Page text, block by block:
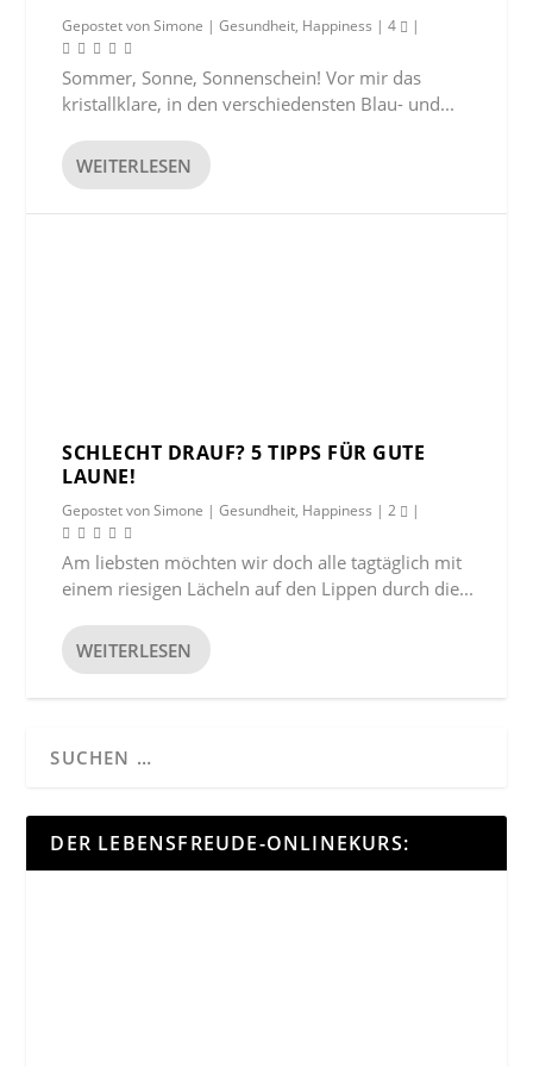
Gepostet vonSimone |Gesundheit, Happiness |4 |
Sommer, Sonne, Sonnenschein! Vor mir das
kristallklare, in den verschiedensten Blau- und...
WEITERLESEN
SCHLECHT DRAUF? 5 TIPPS FÜR GUTE
LAUNE!
Gepostet vonSimone |Gesundheit, Happiness |2 |
Am liebsten möchten wir doch alle tagtäglich mit
einem riesigen Lächeln auf den Lippen durch die...
WEITERLESEN
DER LEBENSFREUDE-ONLINEKURS: